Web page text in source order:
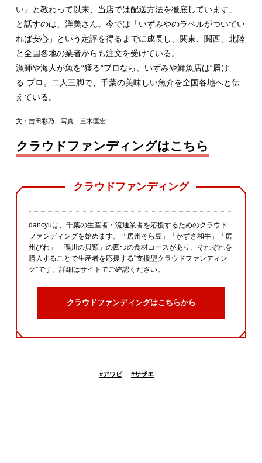
い』と教わって以来、当店では配送方法を徹底しています」
と話すのは、洋美さん。今では「いずみやのラベルがついてい
れば安心」という定評を得るまでに成長し、関東、関西、北陸
と全国各地の業者からも注文を受けている。
漁師や海人が魚を“獲る”プロなら、いずみや鮮魚店は“届け
る”プロ。二人三脚で、千葉の美味しい魚介を全国各地へと伝
えている。
文：吉田彩乃 写真：三木匡宏
クラウドファンディングはこちら
クラウドファンディング
dancyuは、千葉の生産者・流通業者を応援するためのクラウド
ファンディングを始めます。「房州そら豆」「かずさ和牛」「房
州びわ」「鴨川の貝類」の四つの食材コースがあり、それぞれを
購入することで生産者を応援する"支援型クラウドファンディン
グ"です。詳細はサイトでご確認ください。
クラウドファンディングはこちらから
#アワビ #サザエ